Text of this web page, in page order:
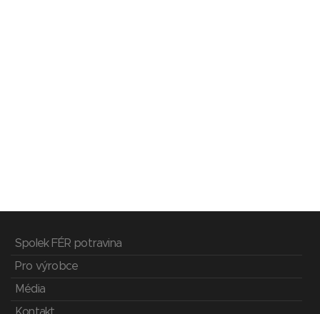
Spolek FÉR potravina
Pro výrobce
Média